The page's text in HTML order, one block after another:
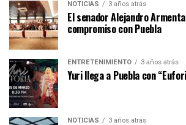
NOTICIAS 3 años atrás
El senador Alejandro
compromiso con Puebla
ENTRETENIMIENTO 3 años atrás
Yuri llega a Puebla con
NOTICIAS 3 años atrás